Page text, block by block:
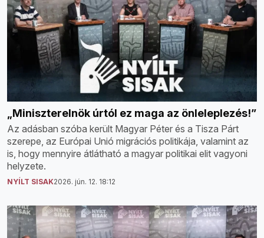
„Miniszterelnök úrtól ez maga az önleleplezés!”
Az adásban szóba került Magyar Péter és a Tisza Párt
szerepe, az Európai Unió migrációs politikája, valamint az
is, hogy mennyire átlátható a magyar politikai elit vagyoni
helyzete.
NYÍLT SISAK2026. jún. 12. 18:12